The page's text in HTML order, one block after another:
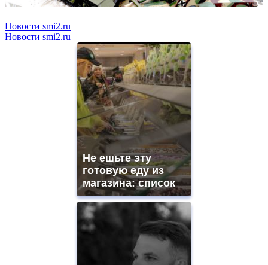
Новости smi2.ru
Новости smi2.ru
Не ешьте эту
готовую еду из
магазина: список